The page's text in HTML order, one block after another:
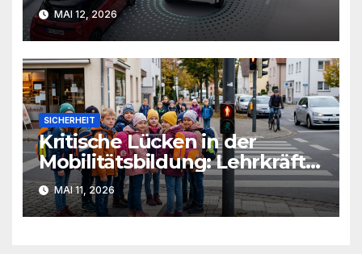
optionalen Extras
MAI 12, 2026
SICHERHEIT
Kritische Lücken in der
Mobilitätsbildung: Lehrkräfte
fordern mehr
Verkehrsunterricht
MAI 11, 2026